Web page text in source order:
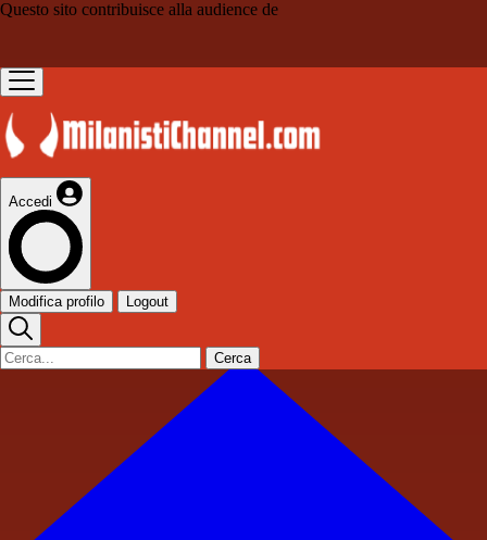
Questo sito contribuisce alla audience de
Accedi
Modifica profilo Logout
Cerca